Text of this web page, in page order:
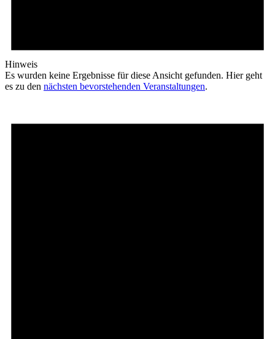
Hinweis
Es wurden keine Ergebnisse für diese Ansicht gefunden. Hier geht
es zu den nächsten bevorstehenden Veranstaltungen.